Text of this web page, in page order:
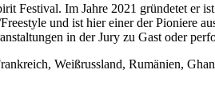
Festival. Im Jahre 2021 gründetet er
und ist hier einer der Pioniere
in der Jury zu Gast oder
Weißrussland, Rumänien,